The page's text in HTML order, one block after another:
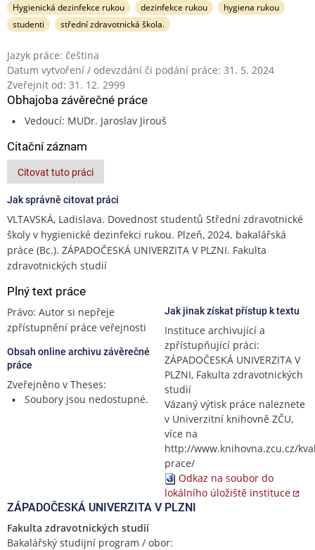
Hygienická dezinfekce rukou dezinfekce rukou
hygiena rukou
studenti
střední zdravotnická škola.
Jazyk práce: čeština
Datum vytvoření / odevzdání či podání práce: 31. 5. 2024
Zveřejnit od: 31. 12. 2999
Obhajoba závěrečné práce
Vedoucí: MUDr. Jaroslav Jirouš
Citační záznam
Citovat tuto práci
Jak správně citovat práci
VLTAVSKÁ, Ladislava. Dovednost studentů Střední zdravotnické
školy v hygienické dezinfekci rukou. Plzeň, 2024. bakalářská
práce (Bc.). ZÁPADOČESKÁ UNIVERZITA V PLZNI. Fakulta
zdravotnických studií
Plný text práce
Právo: Autor si nepřeje
zpřístupnění práce veřejnosti
Obsah online archivu závěrečné
práce
Zveřejněno v Theses:
Soubory jsou nedostupné.
Jak jinak získat přístup k textu
Instituce archivující a
zpřístupňující práci:
ZÁPADOČESKÁ UNIVERZITA V
PLZNI, Fakulta zdravotnických
studií
Vázaný výtisk práce naleznete
v Univerzitní knihovně ZČU,
více na
http://www.knihovna.zcu.cz/
prace/
Odkaz na soubor do
lokálního úložiště instituce
ZÁPADOČESKÁ UNIVERZITA V PLZNI
Fakulta zdravotnických studií
Bakalářský studijní program / obor: